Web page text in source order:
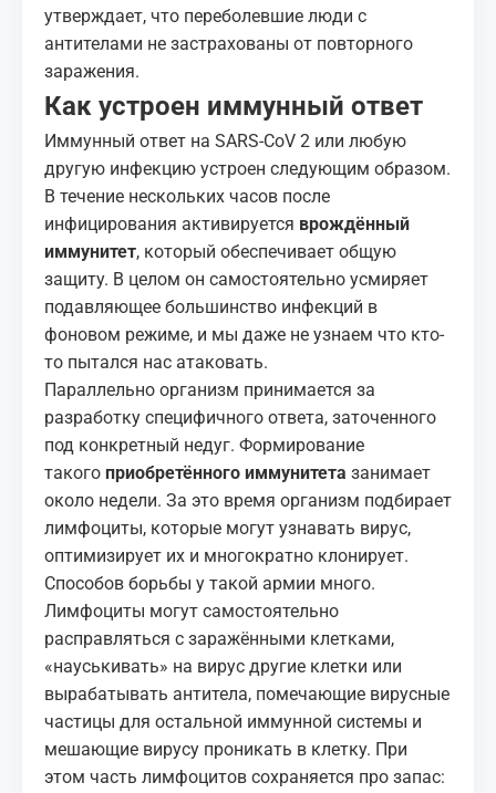
утверждает, что переболевшие люди с
антителами не застрахованы от повторного
заражения.
Как устроен иммунный ответ
Иммунный ответ на SARS-CoV 2 или любую
другую инфекцию устроен следующим образом.
В течение нескольких часов после
инфицирования активируется врождённый
иммунитет, который обеспечивает общую
защиту. В целом он самостоятельно усмиряет
подавляющее большинство инфекций в
фоновом режиме, и мы даже не узнаем что кто-
то пытался нас атаковать.
Параллельно организм принимается за
разработку специфичного ответа, заточенного
под конкретный недуг. Формирование
такого приобретённого иммунитета занимает
около недели. За это время организм подбирает
лимфоциты, которые могут узнавать вирус,
оптимизирует их и многократно клонирует.
Способов борьбы у такой армии много.
Лимфоциты могут самостоятельно
расправляться с заражёнными клетками,
«науськивать» на вирус другие клетки или
вырабатывать антитела, помечающие вирусные
частицы для остальной иммунной системы и
мешающие вирусу проникать в клетку. При
этом часть лимфоцитов сохраняется про запас: